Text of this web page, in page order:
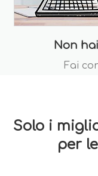
Non
Fai
Solo i
per